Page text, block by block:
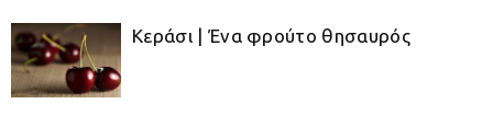
Κεράσι | Ένα φρούτο θησαυρός